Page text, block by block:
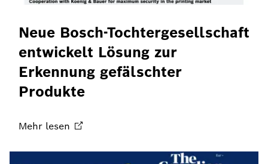
Neue Bosch-Tochtergesellschaft
entwickelt Lösung zur
Erkennung gefälschter
Produkte
Mehr lesen